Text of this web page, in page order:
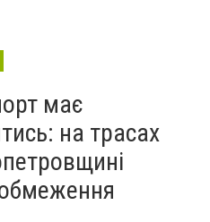
має
на трасах